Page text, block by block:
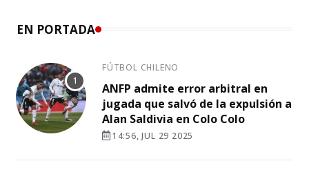
EN PORTADA
FÚTBOL CHILENO
ANFP admite error arbitral en
jugada que salvó de la expulsión a
Alan Saldivia en Colo Colo
14:56, JUL 29 2025